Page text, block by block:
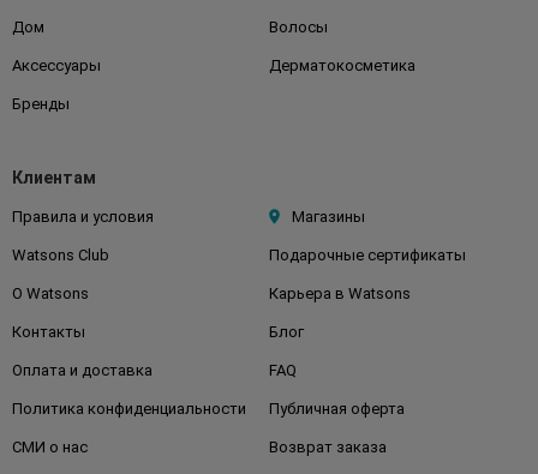
Дом Волосы
Аксессуары Дерматокосметика
Бренды
Клиентам
Правила и условия Магазины
Watsons Club Подарочные сертификаты
О Watsons Карьера в Watsons
Контакты Блог
Оплата и доставка FAQ
Политика конфиденциальности Публичная оферта
СМИ о нас Возврат заказа